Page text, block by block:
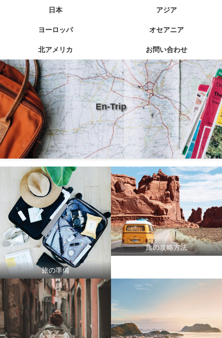
En-Trip
日本 アジア
ヨーロッパ オセアニア
北アメリカ お問い合わせ
旅の準備
旅の攻略方法